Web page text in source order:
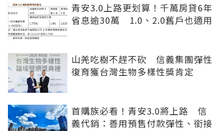
青安3.0上路更划算！千萬房貸6年
省息逾30萬 1.0、2.0舊戶也適用
山羌吃樹不趕不砍 信義集團彈性
復育獲台灣生物多樣性獎肯定
首購族必看！青安3.0將上路 信
義代銷：善用預售付款彈性、銜接